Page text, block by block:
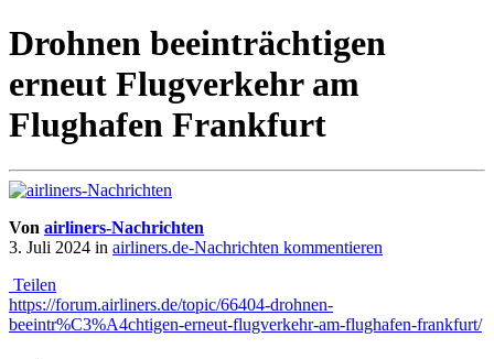
Drohnen beeinträchtigen
erneut Flugverkehr am
Flughafen Frankfurt
Von airliners-Nachrichten
3. Juli 2024 in airliners.de-Nachrichten kommentieren
Teilen
https://forum.airliners.de/topic/66404-drohnen-
beeintr%C3%A4chtigen-erneut-flugverkehr-am-flughafen-frankfurt/